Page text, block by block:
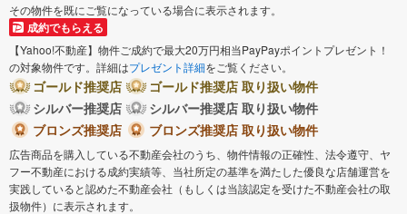
その物件を既にご覧になっている場合に表示されます。
成約でもらえる
【Yahoo!不動産】物件ご成約で最大20万円相当PayPayポイントプレゼント！
の対象物件です。詳細はプレゼント詳細をご覧ください。
ゴールド推奨店
ゴールド推奨店 取り扱い物件
シルバー推奨店
シルバー推奨店 取り扱い物件
ブロンズ推奨店
ブロンズ推奨店 取り扱い物件
広告商品を購入している不動産会社のうち、物件情報の正確性、法令遵守、ヤ
フー不動産における成約実績等、当社所定の基準を満たした優良な店舗運営を
実践していると認めた不動産会社（もしくは当該認定を受けた不動産会社の取
扱物件）に表示されます。